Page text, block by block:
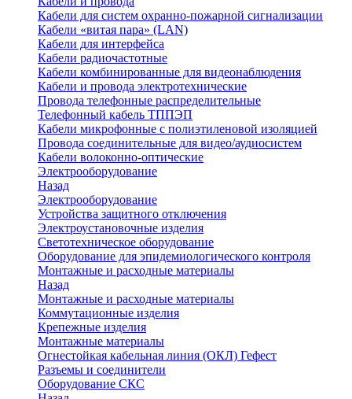
Кабели для систем охранно-пожарной сигнализации
Кабели «витая пара» (LAN)
Кабели для интерфейса
Кабели радиочастотные
Кабели комбинированные для видеонаблюдения
Кабели и провода электротехнические
Провода телефонные распределительные
Телефонный кабель ТППЭП
Кабели микрофонные с полиэтиленовой изоляцией
Провода соединительные для видео/аудиосистем
Кабели волоконно-оптические
Электрооборудование
Назад
Электрооборудование
Устройства защитного отключения
Электроустановочные изделия
Светотехническое оборудование
Оборудование для эпидемиологического контроля
Монтажные и расходные материалы
Назад
Монтажные и расходные материалы
Коммутационные изделия
Крепежные изделия
Монтажные материалы
Огнестойкая кабельная линия (ОКЛ) Гефест
Разъемы и соединители
Оборудование СКС